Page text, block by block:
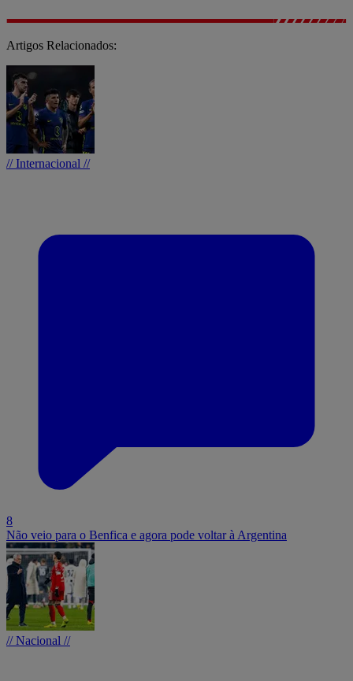
Artigos Relacionados:
// Internacional //
8
Não veio para o Benfica e agora pode voltar à Argentina
// Nacional //